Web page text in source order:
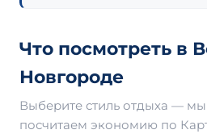
Что посмотреть в
Новгороде
Выберите стиль отдыха —
посчитаем экономию по